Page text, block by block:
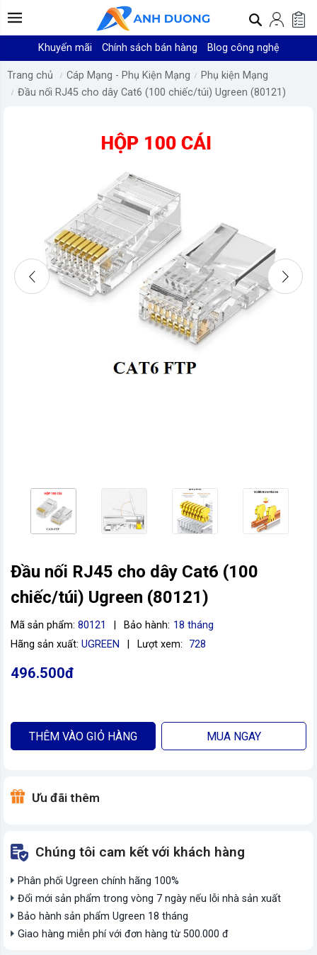
Khuyến mãi Chính sách bán hàng Blog công nghệ
Trang chủ Cáp Mạng - Phụ Kiện Mạng
Phụ kiện Mạng
Đầu nối RJ45 cho dây Cat6 (100 chiếc/túi) Ugreen (80121)
Đầu nối RJ45 cho dây Cat6 (100
chiếc/túi) Ugreen (80121)
Mã sản phẩm: 80121 Bảo hành: 18 tháng
Hãng sản xuất: UGREEN Lượt xem: 728
496.500đ
THÊM VÀO GIỎ HÀNG MUA NGAY
Ưu đãi thêm
Chúng tôi cam kết với khách hàng
Phân phối Ugreen chính hãng 100%
Đổi mới sản phẩm trong vòng 7 ngày nếu lỗi nhà sản xuất
Bảo hành sản phẩm Ugreen 18 tháng
Giao hàng miễn phí với đơn hàng từ 500.000 đ